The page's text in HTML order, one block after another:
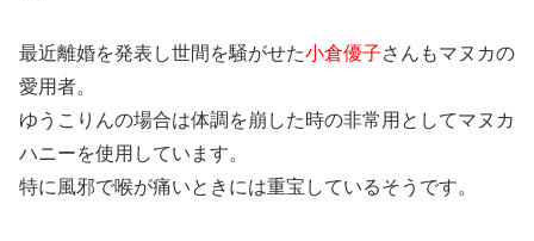
最近離婚を発表し世間を騒がせた小倉優子さんもマヌカの
愛用者。
ゆうこりんの場合は体調を崩した時の非常用としてマヌカ
ハニーを使用しています。
特に風邪で喉が痛いときには重宝しているそうです。